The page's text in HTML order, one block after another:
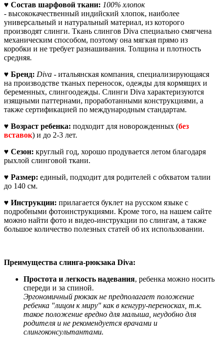
♥ Состав шарфовой ткани: 100% хлопок
- высококачественный индийский хлопок, наиболее
универсальный и натуральный материал, из которого
производят слинги. Ткань слингов Diva специально смягчена
механическим способом, поэтому она мягкая прямо из
коробки и не требует разнашивания. Толщина и плотность
средняя.
♥ Бренд: Diva - итальянская компания, специализирующаяся
на производстве тканых переносок, одежды для кормящих и
беременных, слингоодежды. Слинги Diva характеризуются
изящными паттернами, проработанными конструкциями, а
также сертификацией по международным стандартам.
♥ Возраст ребенка: подходит для новорожденных (без
вставок) и до 2-3 лет.
♥ Сезон: круглый год, хорошо продувается летом благодаря
рыхлой слинговой ткани.
♥ Размер: единый, подходит для родителей с обхватом талии
до 140 см.
♥ Инструкции: прилагается буклет на русском языке с
подробными фотоинструкциями. Кроме того, на нашем сайте
можно найти фото и видео-инструкции по слингам, а также
большое количество полезных статей об их использовании.
Преимущества слинга-рюкзака Diva:
Простота и легкость надевания, ребенка можно носить
спереди и за спиной.
Эргономичный рюкзак не предполагает положение
ребенка "лицом к миру" как в кенгуру-переносках, т.к.
такое положение вредно для малыша, неудобно для
родителя и не рекомендуется врачами и
слингоконсультантами.